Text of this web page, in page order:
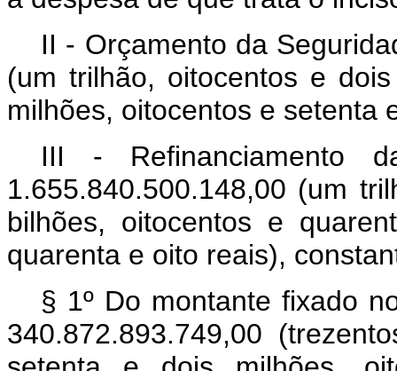
II - Orçamento da
(um trilhão, oitocentos e
milhões, oitocentos e setenta
III - Refinanciamento
1.655.840.500.148,00 (um
bilhões, oitocentos e
quarenta e oito reais),
§ 1º Do montante fixado
340.872.893.749,00